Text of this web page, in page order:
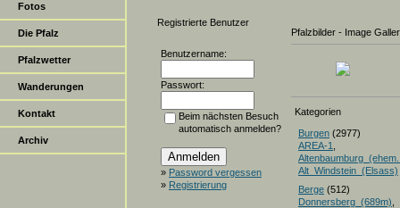
Fotos
Die Pfalz
Pfalzwetter
Wanderungen
Kontakt
Archiv
Registrierte Benutzer
Benutzername:
Passwort:
Beim nächsten Besuch
automatisch anmelden?
» Password vergessen
» Registrierung
Pfalzbilder - Image
Kategorien
Burgen (2977)
AREA-1
Alt_Windstein_(Elsass)
Berge (512)
Donnersberg_(689m)